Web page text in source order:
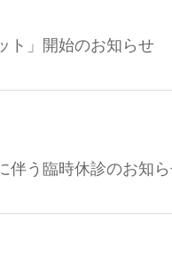
ト」開始のお知らせ
伴う臨時休診のお知